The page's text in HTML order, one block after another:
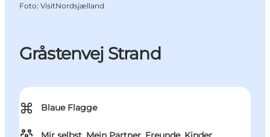
Gråstenvej Strand
⌘ Blaue Flagge
Foto: VisitNordsjælland